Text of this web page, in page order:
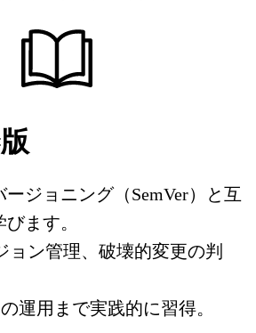
ジョニング（SemVer）と互
ます。
ョン管理、破壊的変更の判
運用まで実践的に習得。